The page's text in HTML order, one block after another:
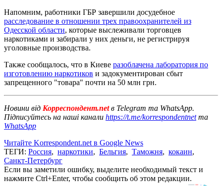
Напомним, работники ГБР завершили досудебное
расследование в отношении трех правоохранителей из
Одесской области, которые выслеживали торговцев
наркотиками и забирали у них деньги, не регистрируя
уголовные производства.
Также сообщалось, что в Киеве разоблачена лаборатория по
изготовлению наркотиков и задокументирован сбыт
запрещенного "товара" почти на 50 млн грн.
Новини від Корреспондент.netв Telegram та WhatsApp.
Підписуйтесь на наші канали https://t.me/korrespondentnetта
WhatsApp
Читайте Korrespondent.net в Google News
ТЕГИ: Россия, наркотики, Бельгия, Таможня, кокаин,
Санкт-Петербург
Если вы заметили ошибку, выделите необходимый текст и
нажмите Ctrl+Enter, чтобы сообщить об этом редакции.